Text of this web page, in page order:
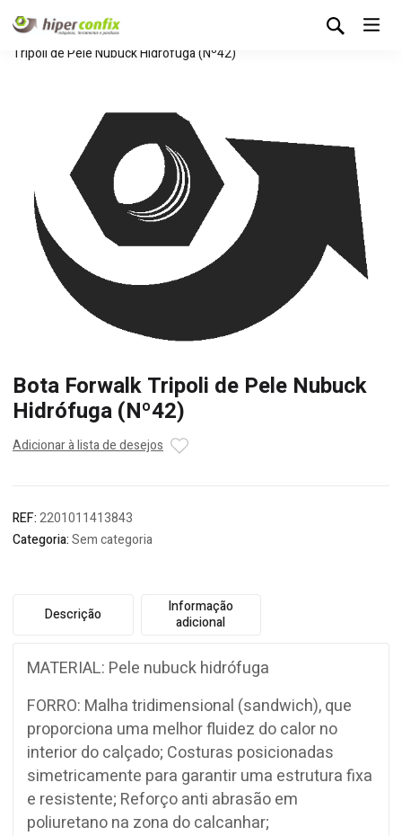
Início Loja Hipertintas
Bota Forwalk
Tripoli de Pele Nubuck Hidrófuga (Nº42)
Bota Forwalk Tripoli de Pele Nubuck
Hidrófuga (Nº42)
Adicionar à lista de desejos
REF:2201011413843
Categoria:Sem categoria
Descrição
Informação
adicional
MATERIAL: Pele nubuck hidrófuga
FORRO: Malha tridimensional (sandwich), que
proporciona uma melhor fluidez do calor no
interior do calçado; Costuras posicionadas
simetricamente para garantir uma estrutura fixa
e resistente; Reforço anti abrasão em
poliuretano na zona do calcanhar;